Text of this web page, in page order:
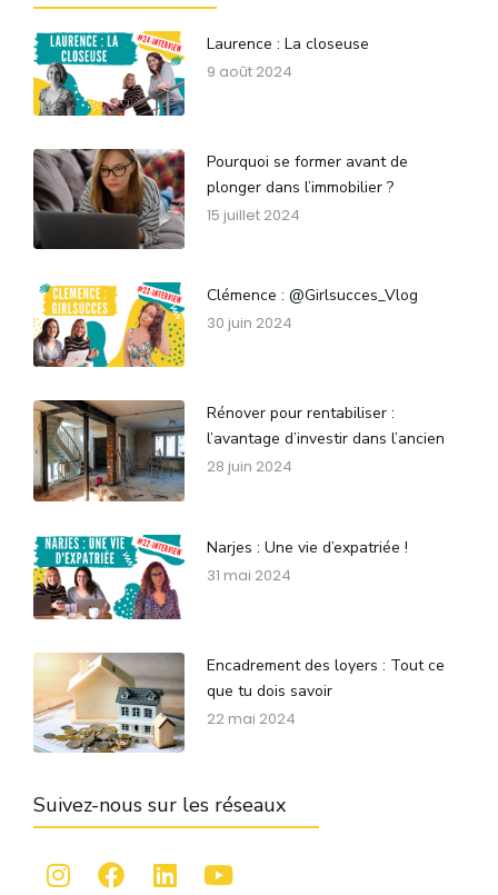
Laurence : La closeuse
9 août 2024
Pourquoi se former avant de
plonger dans l’immobilier ?
15 juillet 2024
Clémence : @Girlsucces_Vlog
30 juin 2024
Rénover pour rentabiliser :
l’avantage d’investir dans l’ancien
28 juin 2024
Narjes : Une vie d’expatriée !
31 mai 2024
Encadrement des loyers : Tout ce
que tu dois savoir
22 mai 2024
Suivez-nous sur les réseaux